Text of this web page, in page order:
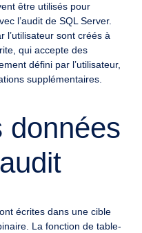
être utilisés pour
l’audit de SQL Server.
l’utilisateur sont créés à
qui accepte des
défini par l’utilisateur,
supplémentaires.
données
écrites dans une cible
La fonction de table-